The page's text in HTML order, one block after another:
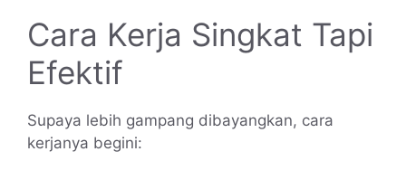
Cara Kerja Singkat Tapi
Efektif
Supaya lebih gampang dibayangkan, cara
kerjanya begini: